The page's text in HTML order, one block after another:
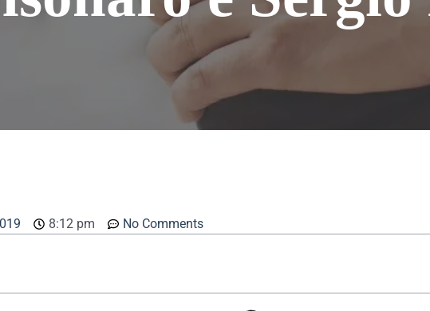
8:12 pm No Comments